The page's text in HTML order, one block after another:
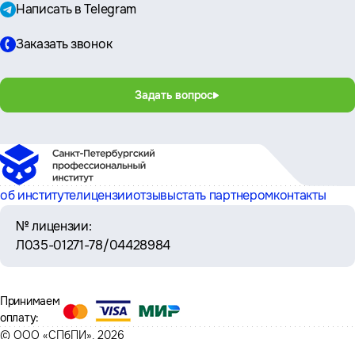
Написать в Telegram
Заказать звонок
Задать вопрос
об институтелицензииотзывыстать партнеромконтакты
№ лицензии:
Л035-01271-78/04428984
© ООО «СПбПИ», 2026
Принимаем
оплату: